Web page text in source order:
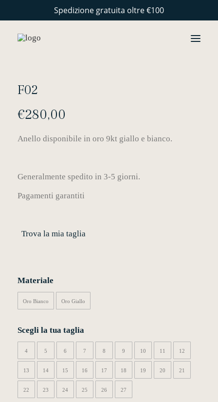
Spedizione gratuita oltre €100
PERSONALIZZAZIONE
F02
€280,00
Anello disponibile in oro 9kt giallo e bianco.
Generalmente spedito in 3-5 giorni.
Pagamenti garantiti
Trova la mia taglia
Materiale
Oro Bianco Oro Giallo
Scegli la tua taglia
4 5 6 7 8 9 10 11 12
13 14 15 16 17 18 19 20 21
22 23 24 25 26 27